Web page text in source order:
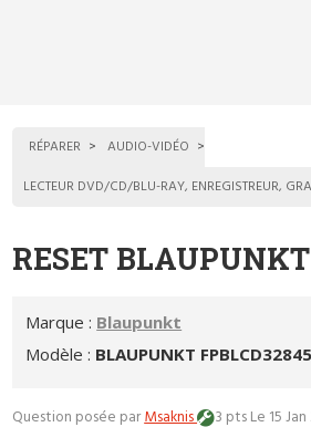
RÉPARER
AUDIO-VIDÉO
LECTEUR DVD/CD/BLU-RAY, ENREGISTREUR,
RESET
Marque : Blaupunkt
Modèle : BLAUPUNKT
Question posée parMsaknis 3 ptsLe 15